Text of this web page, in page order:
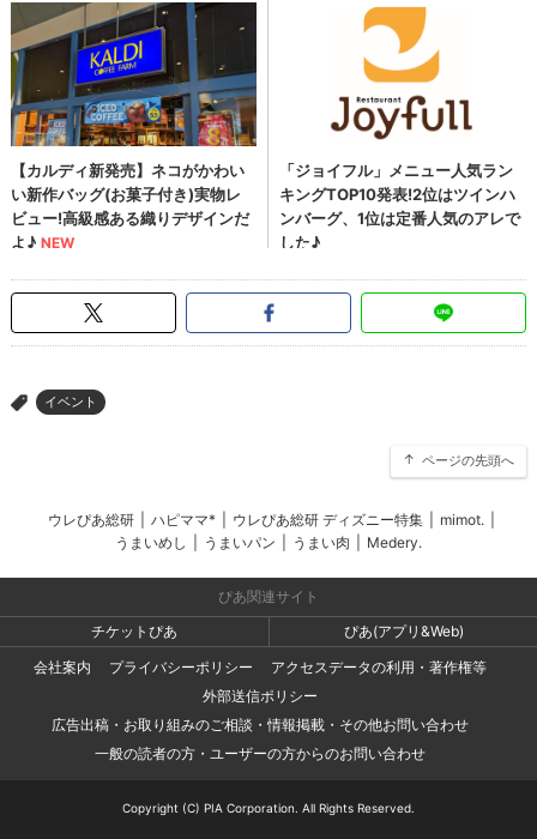
> イベント
ページの先頭へ
ウレぴあ総研 ハピママ* ウレぴあ総研 ディズニー特集 mimot.
うまいめし
うまいパン うまい肉 Medery.
ぴあ関連サイト
チケットぴあ
ぴあ(アプリ&Web)
会社案内
プライバシーポリシー
アクセスデータの利用・著作権等
外部送信ポリシー
広告出稿・お取り組みのご相談・情報掲載・その他お問い合わせ
一般の読者の方・ユーザーの方からのお問い合わせ
Copyright (C) PIA Corporation. All Rights Reserved.